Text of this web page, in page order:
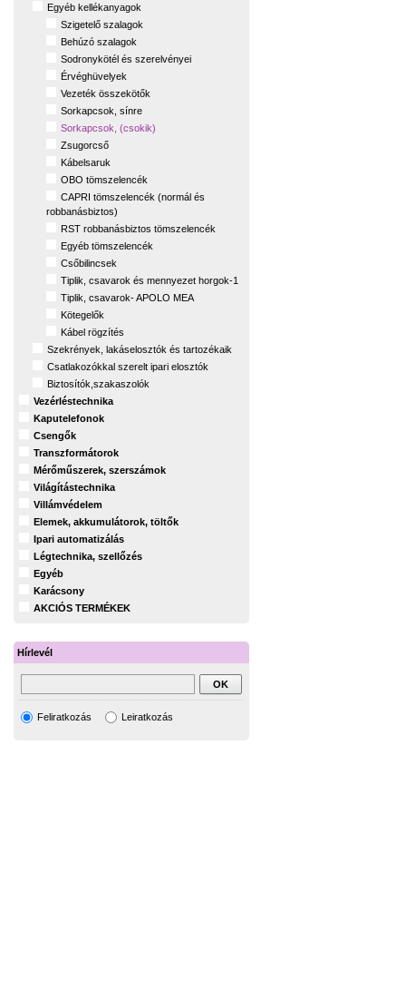
Egyéb kellékanyagok
Szigetelő szalagok
Behúzó szalagok
Sodronykötél és szerelvényei
Érvéghüvelyek
Vezeték összekötők
Sorkapcsok, sínre
Sorkapcsok, (csokik)
Zsugorcső
Kábelsaruk
OBO tömszelencék
CAPRI tömszelencék (normál és
robbanásbiztos)
RST robbanásbiztos tömszelencék
Egyéb tömszelencék
Csőbilincsek
Tiplik, csavarok és mennyezet horgok-1
Tiplik, csavarok- APOLO MEA
Kötegelők
Kábel rögzítés
Szekrények, lakáselosztók és tartozékaik
Csatlakozókkal szerelt ipari elosztók
Biztosítók,szakaszolók
Vezérléstechnika
Kaputelefonok
Csengők
Transzformátorok
Mérőműszerek, szerszámok
Világítástechnika
Villámvédelem
Elemek, akkumulátorok, töltők
Ipari automatizálás
Légtechnika, szellőzés
Egyéb
Karácsony
AKCIÓS TERMÉKEK
Hírlevél
Feliratkozás Leiratkozás